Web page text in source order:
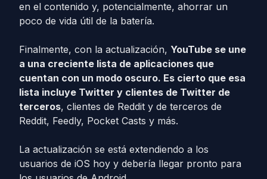
en el contenido y, potencialmente, ahorrar un
poco de vida útil de la batería.
Finalmente, con la actualización, YouTube se une
a una creciente lista de aplicaciones que
cuentan con un modo oscuro. Es cierto que esa
lista incluye Twitter y clientes de Twitter de
terceros, clientes de Reddit y de terceros de
Reddit, Feedly, Pocket Casts y más.
La actualización se está extendiendo a los
usuarios de iOS hoy y debería llegar pronto para